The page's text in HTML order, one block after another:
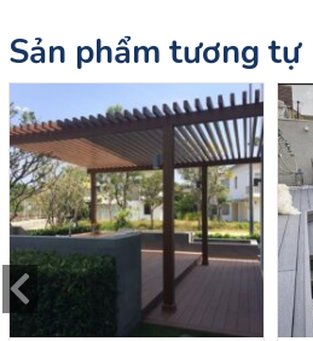
Sản phẩm tương tự